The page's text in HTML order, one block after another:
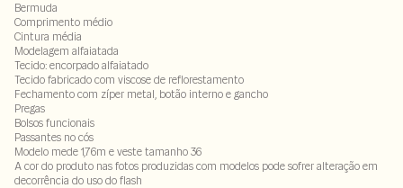
Bermuda
Comprimento médio
Cintura média
Modelagem alfaiatada
Tecido: encorpado alfaiatado
Tecido fabricado com viscose de reflorestamento
Fechamento com zíper metal, botão interno e gancho
Pregas
Bolsos funcionais
Passantes no cós
Modelo mede 1,76m e veste tamanho 36
A cor do produto nas fotos produzidas com modelos pode sofrer alteração em
decorrência do uso do flash